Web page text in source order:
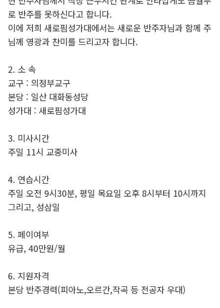
로 반주를 못하신다고 합니다.
이에 저희 새로핌성가대에서는 새로운 반주자님과 함께 주
님께 영광과 찬미를 드리고자 합니다.
2. 소 속
교구 : 의정부교구
본당 : 일산 대화동성당
성가대 : 새로핌성가대
3. 미사시간
주일 11시 교중미사
4. 연습시간
주일 오전 9시30분, 평일 목요일 오후 8시부터 10시까지
그리고, 성삼일
5. 페이여부
유급, 40만원/월
6. 지원자격
본당 반주경력(피아노,오르간,작곡 등 전공자 우대)